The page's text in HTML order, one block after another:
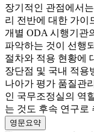
장기적인 관점에서
리 전반에 대한 가이
개별 ODA 시행기관
파악하는 것이 선행
절차와 적용 현황에
장단점 및 국내 적용
나아가 평가 품질관
인 국무조정실의 역
는 것도 후속 연구로
영문요약